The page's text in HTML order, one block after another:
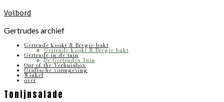
Volbord
Gertrudes archief
Gertrude kookt & Bregje bakt
Gertrude kookt & Bregje bakt
Gertrude in de tuin
De Gertrudes Tuin
Out of the Verhuisbox
Grafische vormgeving
Winkel
over
Tonijnsalade